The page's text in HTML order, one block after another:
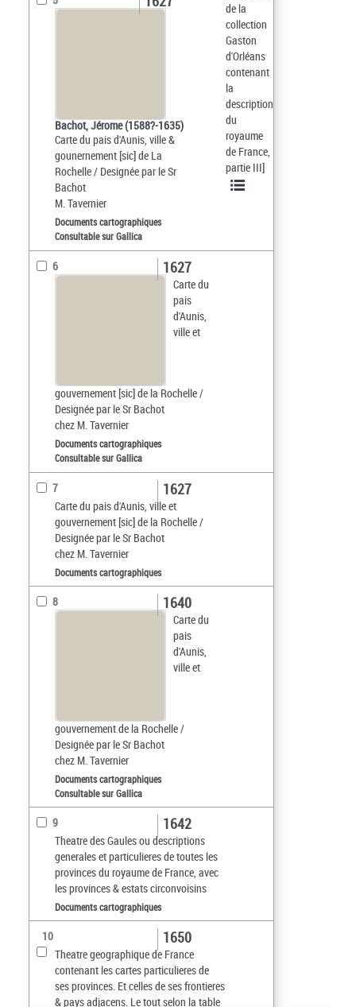
Bachot, Jérome (1588?-1635)
Carte du pais d'Aunis, ville &
gounernement [sic] de La
Rochelle / Designée par le Sr
Bachot
M. Tavernier
Documents cartographiques
Consultable sur Gallica
de la
collection
Gaston
d'Orléans
contenant
la
description
du
royaume
de France,
partie III]
6
Carte du
pais
d'Aunis,
ville et
gouvernement [sic] de la Rochelle /
Designée par le Sr Bachot
chez M. Tavernier
1627
Documents cartographiques
Consultable sur Gallica
7
Carte du pais d'Aunis, ville et
gouvernement [sic] de la Rochelle /
Designée par le Sr Bachot
chez M. Tavernier
1627
Documents cartographiques
8
Carte du
pais
d'Aunis,
ville et
gouvernement de la Rochelle /
Designée par le Sr Bachot
chez M. Tavernier
1640
Documents cartographiques
Consultable sur Gallica
9
Theatre des Gaules ou descriptions
generales et particulieres de toutes les
provinces du royaume de France, avec
les provinces & estats circonvoisins
1642
Documents cartographiques
10
Theatre geographique de France
contenant les cartes particulieres de
ses provinces. Et celles de ses frontieres
& pays adjacens. Le tout selon la table
1650